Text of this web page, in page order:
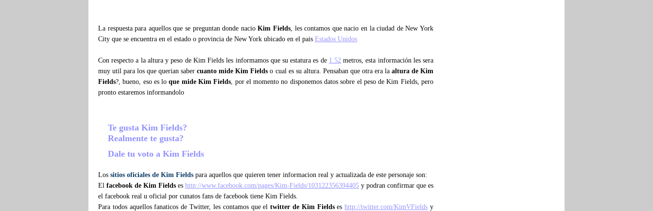
La respuesta para aquellos que se preguntan donde nacioKim Fields, les contamos que nacio en la ciudad de New York
City que se encuentra en el estado o provincia de New York ubicado en el pais Estados Unidos
Con respecto a la altura y peso de Kim Fields les informamos que su estatura es de 1.52metros, esta información les sera
muy util para los que querian sabercuanto mide Kim Fields o cual es su altura. Pensaban que otra era la altura de Kim
Fields?, bueno, eso es loque mide Kim Fields, por el momento no disponemos datos sobre el peso de Kim Fields, pero
pronto estaremos informandolo
Te gusta Kim Fields?
Realmente te gusta?
Dale tu voto a Kim Fields
Los sitios oficiales de Kim Fields para aquellos que quieren tener informacion real y actualizada de este personaje son:
El facebook de Kim Fields es http://www.facebook.com/pages/Kim-Fields/103122356394405 y podran confirmar que es
el facebook real u oficial por cunatos fans de facebook tiene Kim Fields.
Para todos aquellos fanaticos de Twitter, les contamos que eltwitter de Kim Fieldseshttp://twitter.com/KimVFields y